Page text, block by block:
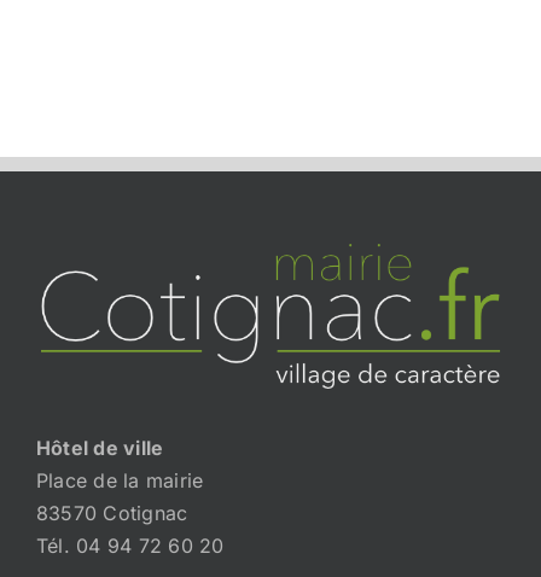
Hôtel de ville
Place de la mairie
83570 Cotignac
Tél. 04 94 72 60 20